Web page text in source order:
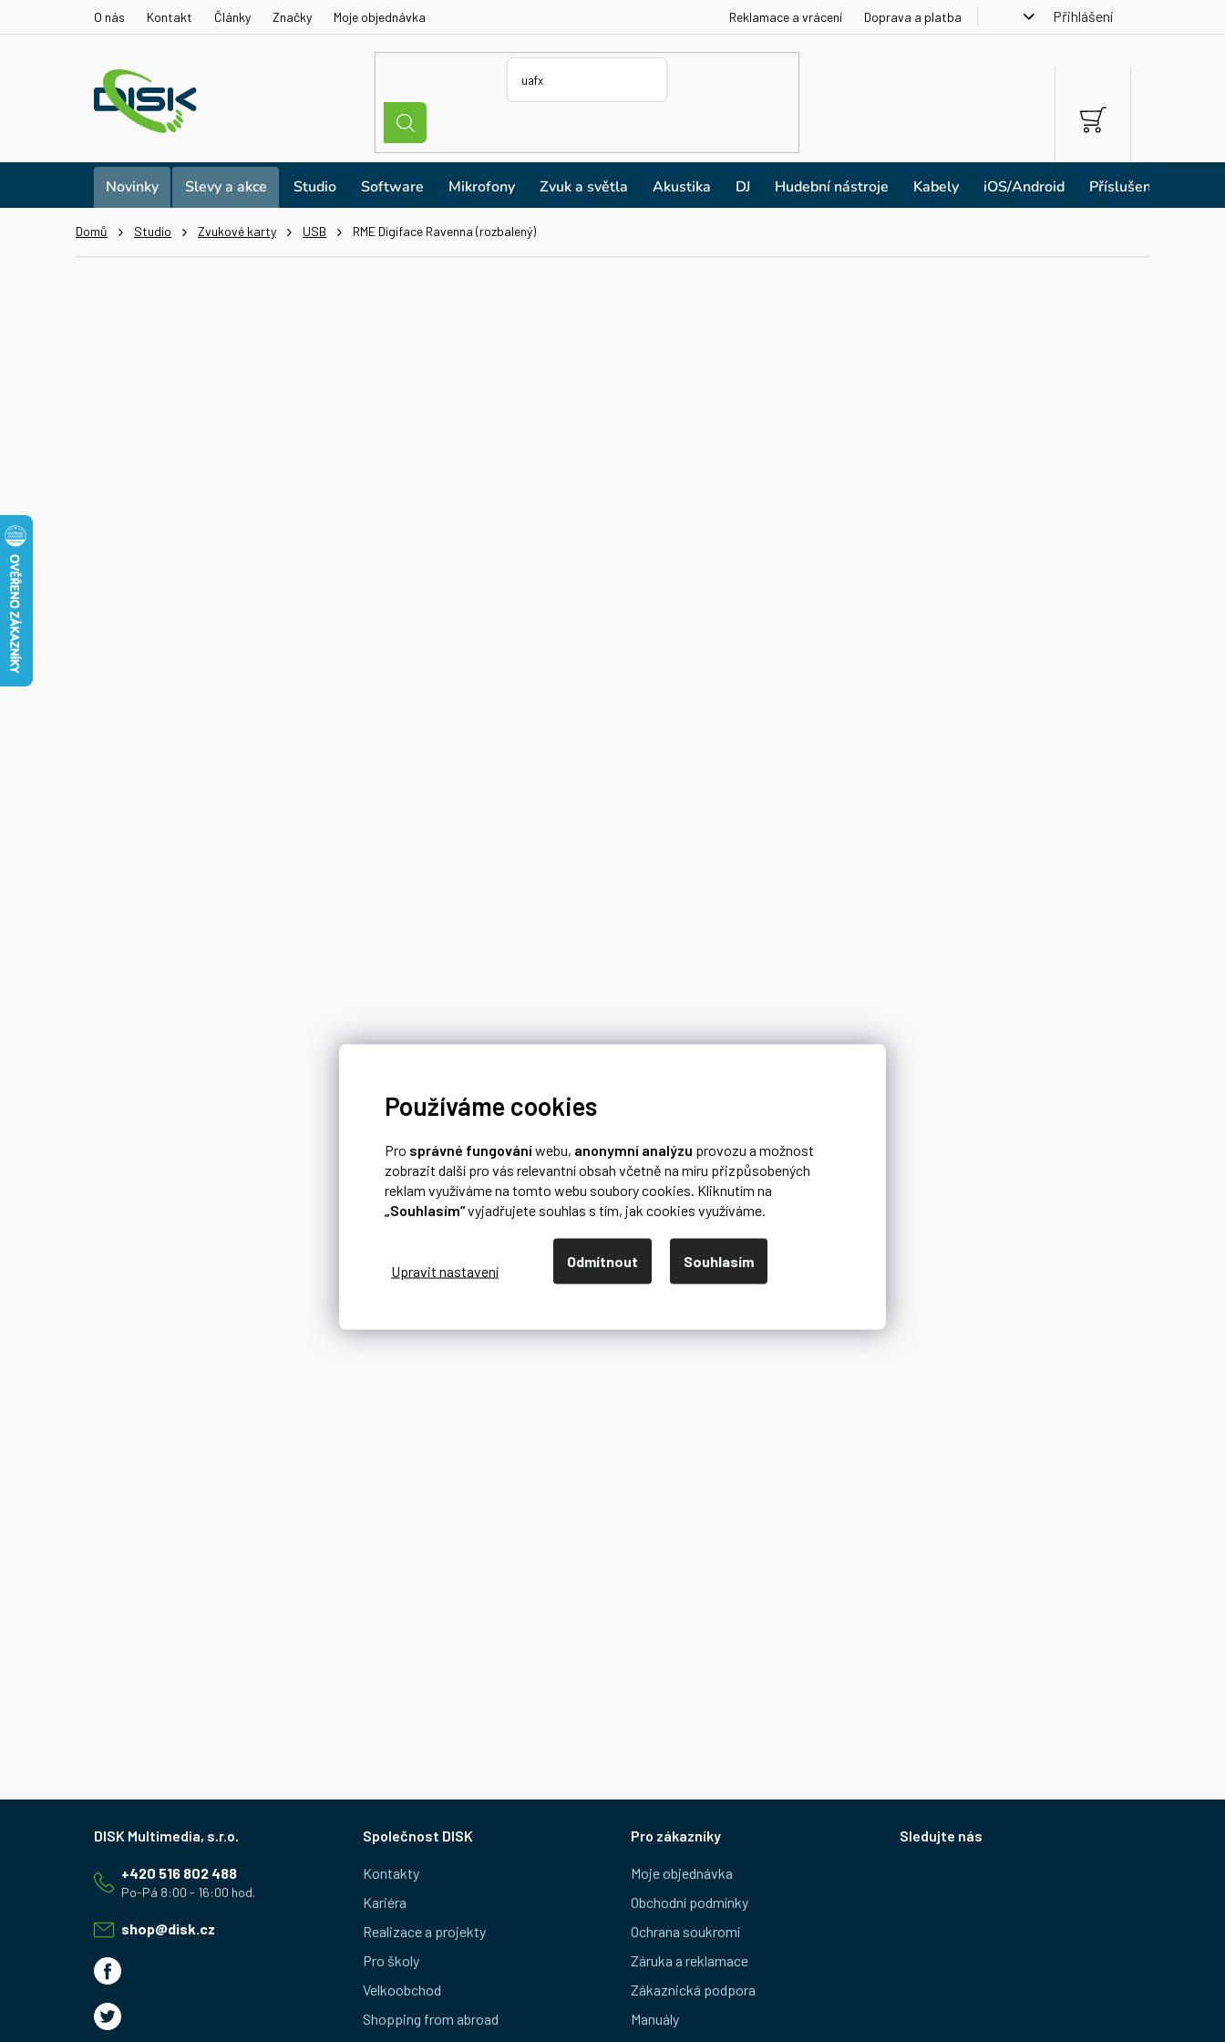
Používáme cookies
Pro správné fungováníwebu, anonymní analýzu provozu a možnost
zobrazit další pro vás relevantní obsah včetně na míru přizpůsobených
reklam využíváme na tomto webu soubory cookies. Kliknutím na
„Souhlasím“vyjadřujete souhlas s tím, jak cookies využíváme.
Odmítnout Souhlasím
O nás Kontakt Články Značky Moje objednávka Reklamace a vrácení Doprava a platba Přihlášení
NÁKUPNÍ
KOŠÍK
Novinky Slevy a akce Studio Software Mikrofony Zvuk a světla Akustika DJ Hudební nástroje Kabely iOS/Android Příslušenství
Domů Studio Zvukové karty USB RME Digiface Ravenna (rozbalený)
shop@disk.cz
+420 516 802 488
Společnost DISK
Kontakty
Kariéra
Realizace a projekty
Pro školy
Velkoobchod
Shopping from abroad
Pro zákazníky
Moje objednávka
Obchodní podmínky
Ochrana soukromí
Záruka a reklamace
Zákaznická podpora
Manuály
Sledujte nás